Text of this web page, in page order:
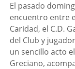
El pasado
encuentro entre
Caridad, el C.D.
del Club y
un sencillo acto
Greciano,